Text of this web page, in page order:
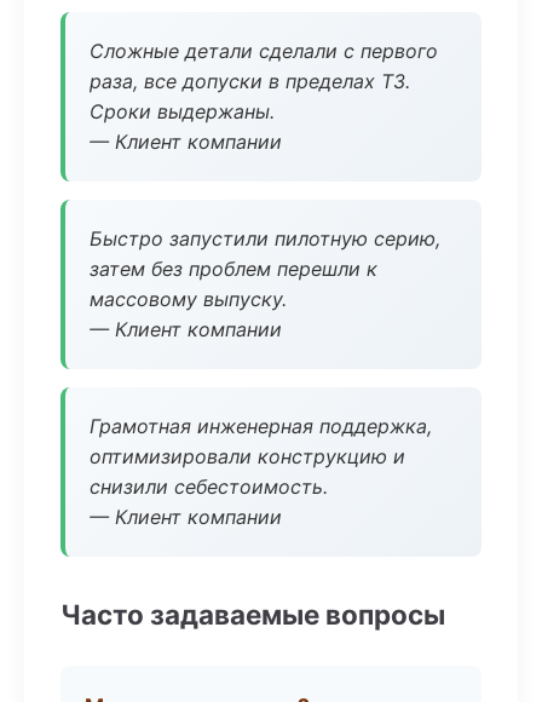
Сложные детали сделали с первого
раза, все допуски в пределах ТЗ.
Сроки выдержаны.
— Клиент компании
Быстро запустили пилотную серию,
затем без проблем перешли к
массовому выпуску.
— Клиент компании
Грамотная инженерная поддержка,
оптимизировали конструкцию и
снизили себестоимость.
— Клиент компании
Часто задаваемые вопросы